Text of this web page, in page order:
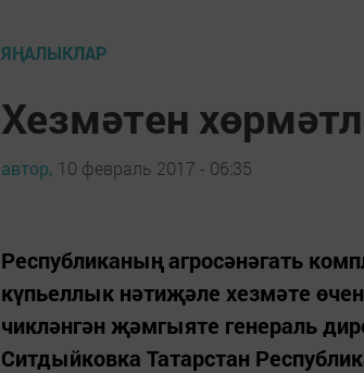
ЯҢАЛЫКЛАР
Хезмәтен
автор, 10 февраль 2017 - 06:35
Республиканың агросәнәгать
күпьеллык нәтиҗәле хезмәте
чикләнгән җәмгыяте генераль
Ситдыйковка Татарстан